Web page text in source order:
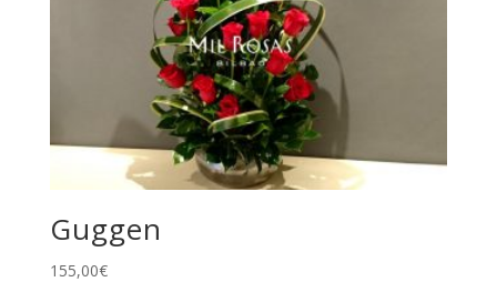
Guggen
155,00€